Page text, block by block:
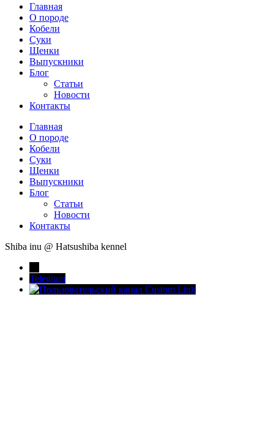
Главная
О породе
Кобели
Суки
Щенки
Выпускники
Блог
Статьи
Новости
Контакты
Главная
О породе
Кобели
Суки
Щенки
Выпускники
Блог
Статьи
Новости
Контакты
Shiba inu @ Hatsushiba kennel
Telegram
Custom Link